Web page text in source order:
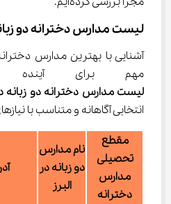
لیست مدارس دخترانه دو
آشنایی با بهترین مدارس
مهم برای
لیست مدارس دخترانه دو زبانه
انتخابی آگاهانه و متناسب با
مقطع
تحصیلی
مدارس
دخترانه
نام مدارس
دو زبانه در
البرز